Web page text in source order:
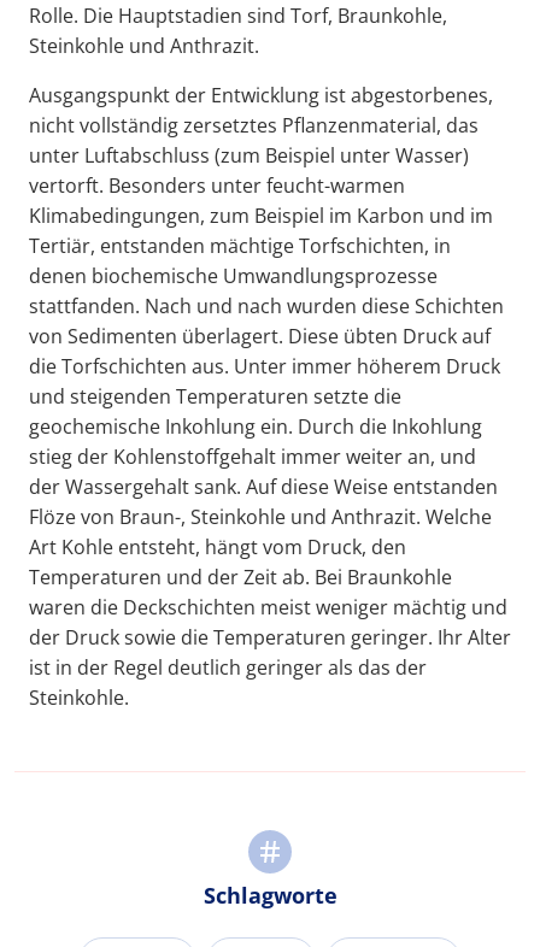
Rolle. Die Hauptstadien sind Torf, Braunkohle,
Steinkohle und Anthrazit.
Ausgangspunkt der Entwicklung ist abgestorbenes,
nicht vollständig zersetztes Pflanzenmaterial, das
unter Luftabschluss (zum Beispiel unter Wasser)
vertorft. Besonders unter feucht-warmen
Klimabedingungen, zum Beispiel im Karbon und im
Tertiär, entstanden mächtige Torfschichten, in
denen biochemische Umwandlungsprozesse
stattfanden. Nach und nach wurden diese Schichten
von Sedimenten überlagert. Diese übten Druck auf
die Torfschichten aus. Unter immer höherem Druck
und steigenden Temperaturen setzte die
geochemische Inkohlung ein. Durch die Inkohlung
stieg der Kohlenstoffgehalt immer weiter an, und
der Wassergehalt sank. Auf diese Weise entstanden
Flöze von Braun-, Steinkohle und Anthrazit. Welche
Art Kohle entsteht, hängt vom Druck, den
Temperaturen und der Zeit ab. Bei Braunkohle
waren die Deckschichten meist weniger mächtig und
der Druck sowie die Temperaturen geringer. Ihr Alter
ist in der Regel deutlich geringer als das der
Steinkohle.
Schlagworte